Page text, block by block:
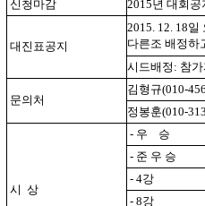
신청마감
2015년 대회
대진표공지
2015. 12. 18일
다른조 배정하
시드배정: 참
문의처
김형규(010-
정봉훈(010-
시 상
- 우 승
- 준 우 승
- 4강
- 8강